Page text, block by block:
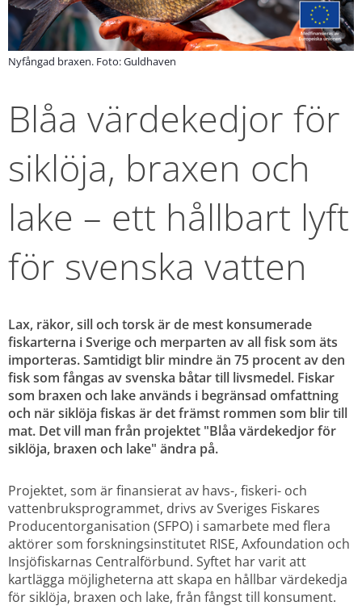
Nyfångad braxen. Foto: Guldhaven
Blåa värdekedjor för
siklöja, braxen och
lake – ett hållbart lyft
för svenska vatten
Lax, räkor, sill och torsk är de mest konsumerade
fiskarterna i Sverige och merparten av all fisk som äts
importeras. Samtidigt blir mindre än 75 procent av den
fisk som fångas av svenska båtar till livsmedel. Fiskar
som braxen och lake används i begränsad omfattning
och när siklöja fiskas är det främst rommen som blir till
mat. Det vill man från projektet "Blåa värdekedjor för
siklöja, braxen och lake" ändra på.
Projektet, som är finansierat av havs-, fiskeri- och
vattenbruksprogrammet, drivs av Sveriges Fiskares
Producentorganisation (SFPO) i samarbete med flera
aktörer som forskningsinstitutet RISE, Axfoundation och
Insjöfiskarnas Centralförbund. Syftet har varit att
kartlägga möjligheterna att skapa en hållbar värdekedja
för siklöja, braxen och lake, från fångst till konsument.